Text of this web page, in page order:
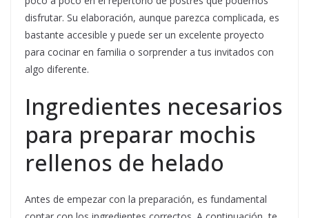
disfrutar. Su elaboración, aunque parezca complicada, es
bastante accesible y puede ser un excelente proyecto
para cocinar en familia o sorprender a tus invitados con
algo diferente.
Ingredientes necesarios
para preparar mochis
rellenos de helado
Antes de empezar con la preparación, es fundamental